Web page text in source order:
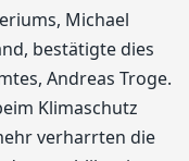
Michael
bestätigte dies
Andreas Troge.
Klimaschutz
verharrten die